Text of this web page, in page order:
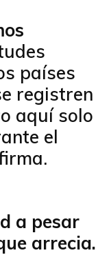
países
registren
aquí solo
el
a pesar
arrecia.